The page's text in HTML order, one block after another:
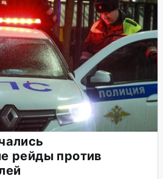
рейды против